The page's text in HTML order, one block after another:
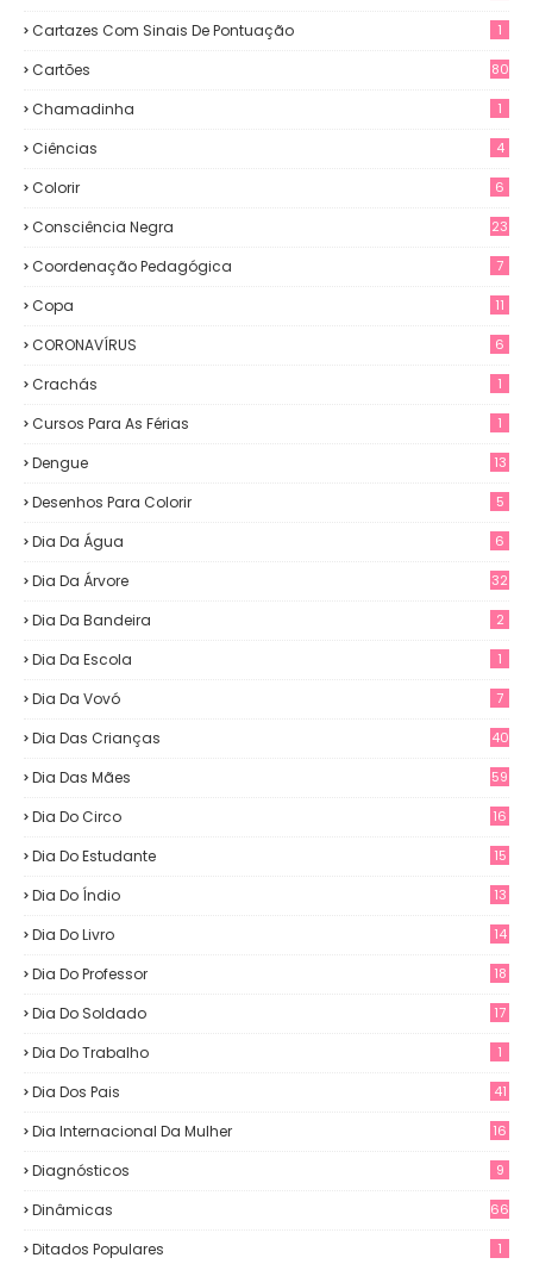
Cartazes Com Sinais De Pontuação 1
Cartões 80
Chamadinha 1
Ciências 4
Colorir 6
Consciência Negra 23
Coordenação Pedagógica 7
Copa 11
CORONAVÍRUS 6
Crachás 1
Cursos Para As Férias 1
Dengue 13
Desenhos Para Colorir 5
Dia Da Água 6
Dia Da Árvore 32
Dia Da Bandeira 2
Dia Da Escola 1
Dia Da Vovó 7
Dia Das Crianças 40
Dia Das Mães 59
Dia Do Circo 16
Dia Do Estudante 15
Dia Do Índio 13
Dia Do Livro 14
Dia Do Professor 18
Dia Do Soldado 17
Dia Do Trabalho 1
Dia Dos Pais 41
Dia Internacional Da Mulher 16
Diagnósticos 9
Dinâmicas 66
Ditados Populares 1